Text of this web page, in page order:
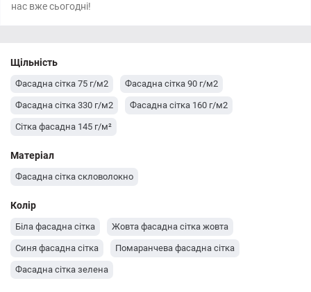
нас вже сьогодні!
Щільність
Фасадна сітка 75 г/м2 Фасадна сітка 90 г/м2
Фасадна сітка 330 г/м2 Фасадна сітка 160 г/м2
Сітка фасадна 145 г/м²
Матеріал
Фасадна сітка скловолокно
Колір
Біла фасадна сітка Жовта фасадна сітка жовта
Синя фасадна сітка Помаранчева фасадна сітка
Фасадна сітка зелена